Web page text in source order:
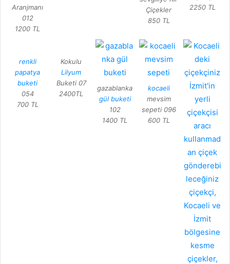
Aranjmanı
012
1200 TL
Çiçekler
850 TL
2250 TL
renkli
papatya
buketi
054
700 TL
Kokulu
Lilyum
Buketi 07
2400TL
gazablanka
gül buketi
102
1400 TL
kocaeli
mevsim
sepeti 096
600 TL